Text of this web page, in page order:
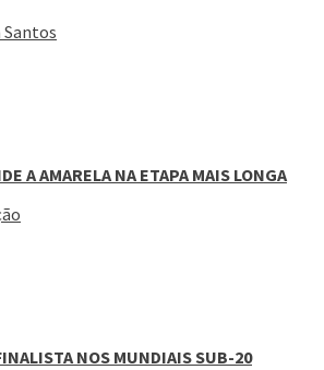
Santos
A AMARELA NA ETAPA MAIS LONGA
NOS MUNDIAIS SUB-20